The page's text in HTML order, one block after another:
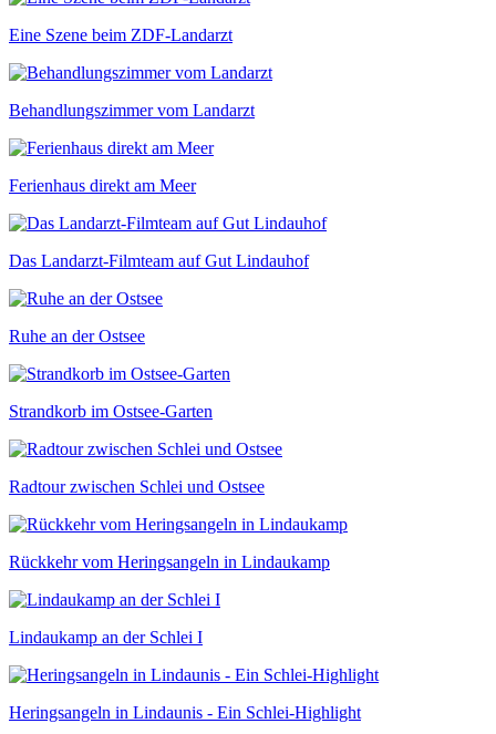
Eine Szene beim ZDF-Landarzt
Behandlungszimmer vom Landarzt
Ferienhaus direkt am Meer
Das Landarzt-Filmteam auf Gut Lindauhof
Ruhe an der Ostsee
Strandkorb im Ostsee-Garten
Radtour zwischen Schlei und Ostsee
Rückkehr vom Heringsangeln in Lindaukamp
Lindaukamp an der Schlei I
Heringsangeln in Lindaunis - Ein Schlei-Highlight